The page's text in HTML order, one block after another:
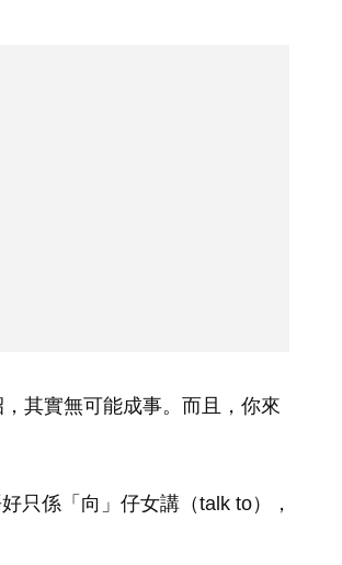
其實無可能成事。而且，你來
只係「向」仔女講（talk to），